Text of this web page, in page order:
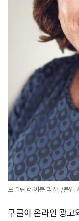
로슬린 레이튼 박사. /본인
구글이 온라인 광고